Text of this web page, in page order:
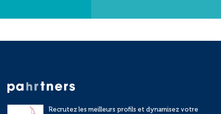
Recrutez les meilleurs profils et dynamisez votre